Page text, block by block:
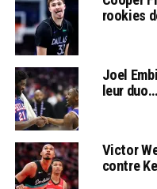
rookies
Joel
leur
Victor
contre